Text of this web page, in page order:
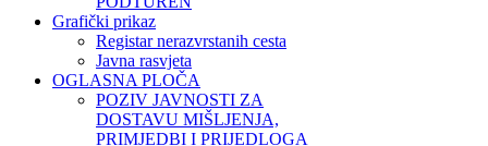
Grafički prikaz
Registar nerazvrstanih cesta
Javna rasvjeta
OGLASNA PLOČA
POZIV JAVNOSTI ZA
DOSTAVU MIŠLJENJA,
PRIMJEDBI I PRIJEDLOGA